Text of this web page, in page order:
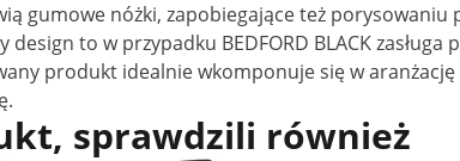
gumowe nóżki, zapobiegające też
design to w przypadku BEDFORD BLACK
produkt idealnie wkomponuje się w
sprawdzili również